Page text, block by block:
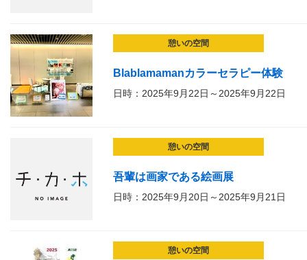
憩いの空間
Blablamamanカラーセラピー体験
日時：2025年9月22日～2025年9月22日
憩いの空間
吾輩は画家である絵画展
日時：2025年9月20日～2025年9月21日
憩いの空間